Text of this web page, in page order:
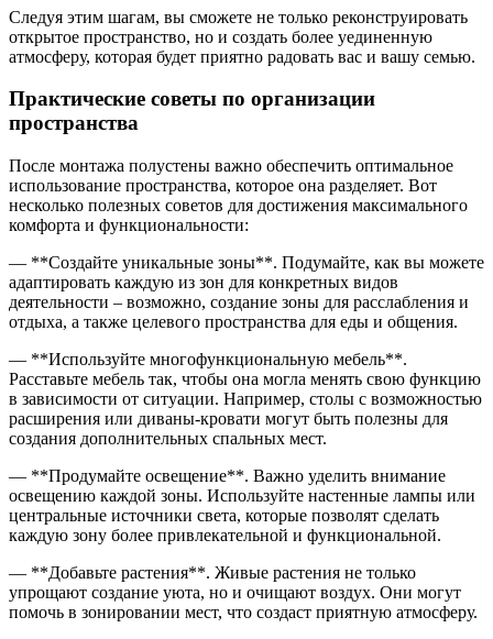
Следуя этим шагам, вы сможете не только реконструировать
открытое пространство, но и создать более уединенную
атмосферу, которая будет приятно радовать вас и вашу семью.
Практические советы по организации
пространства
После монтажа полустены важно обеспечить оптимальное
использование пространства, которое она разделяет. Вот
несколько полезных советов для достижения максимального
комфорта и функциональности:
— **Создайте уникальные зоны**. Подумайте, как вы можете
адаптировать каждую из зон для конкретных видов
деятельности – возможно, создание зоны для расслабления и
отдыха, а также целевого пространства для еды и общения.
— **Используйте многофункциональную мебель**.
Расставьте мебель так, чтобы она могла менять свою функцию
в зависимости от ситуации. Например, столы с возможностью
расширения или диваны-кровати могут быть полезны для
создания дополнительных спальных мест.
— **Продумайте освещение**. Важно уделить внимание
освещению каждой зоны. Используйте настенные лампы или
центральные источники света, которые позволят сделать
каждую зону более привлекательной и функциональной.
— **Добавьте растения**. Живые растения не только
упрощают создание уюта, но и очищают воздух. Они могут
помочь в зонировании мест, что создаст приятную атмосферу.